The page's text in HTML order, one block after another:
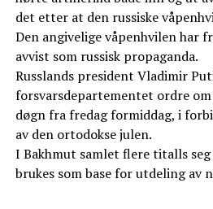
det etter at den russiske
Den angivelige våpenhvilen har
avvist som russisk propaganda.
Russlands president Vladimir
forsvarsdepartementet ordre
døgn fra fredag formiddag, i
av den ortodokse julen.
I Bakhmut samlet flere titalls
brukes som base for utdeling av